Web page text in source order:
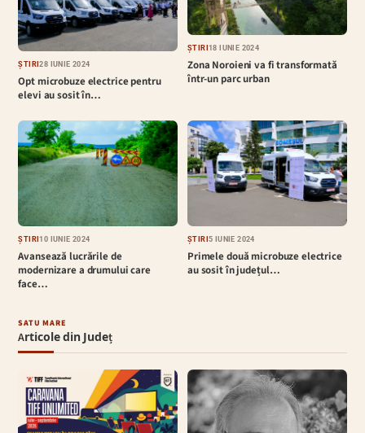
ȘTIRI28 IUNIE 2024
Opt microbuze electrice pentru
elevi au sosit în…
ȘTIRI18 IUNIE 2024
Zona Noroieni va fi transformată
într-un parc urban
ȘTIRI10 IUNIE 2024
Avansează lucrările de
modernizare a drumului care
face…
ȘTIRI5 IUNIE 2024
Primele două microbuze electrice
au sosit în județul…
SATU MARE
Articole din Județ